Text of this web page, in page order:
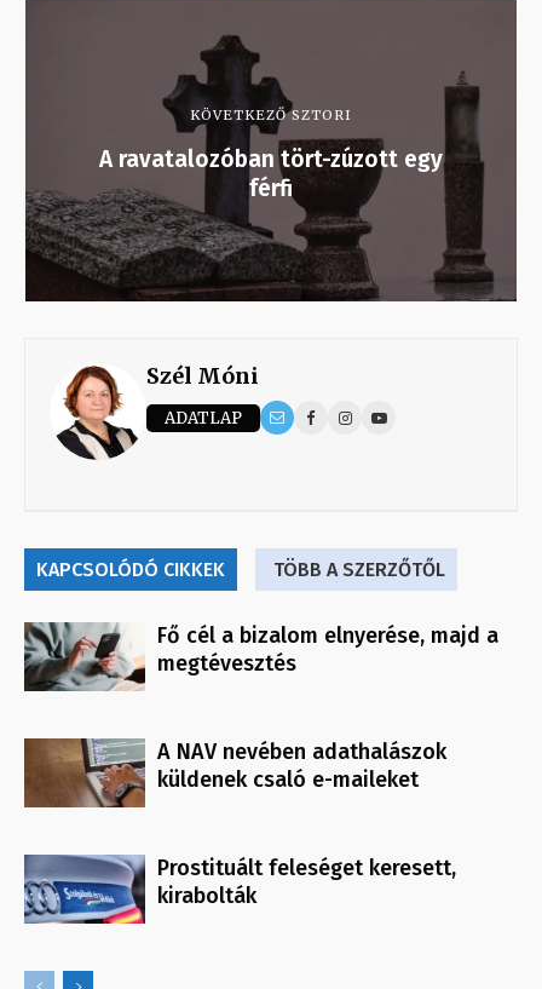
KÖVETKEZŐ SZTORI
A ravatalozóban tört-zúzott egy
férfi
Szél Móni
ADATLAP
KAPCSOLÓDÓ CIKKEK TÖBB A SZERZŐTŐL
Fő cél a bizalom elnyerése, majd a
megtévesztés
A NAV nevében adathalászok
küldenek csaló e-maileket
Prostituált feleséget keresett,
kirabolták